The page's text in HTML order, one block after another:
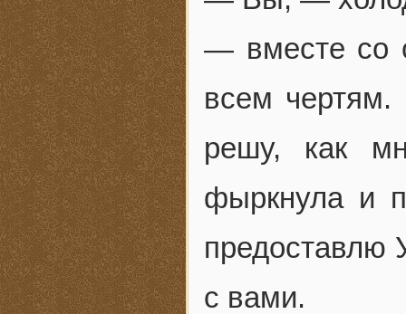
— вместе со
всем
решу, как
фыркнула и
предоставлю
с вами.